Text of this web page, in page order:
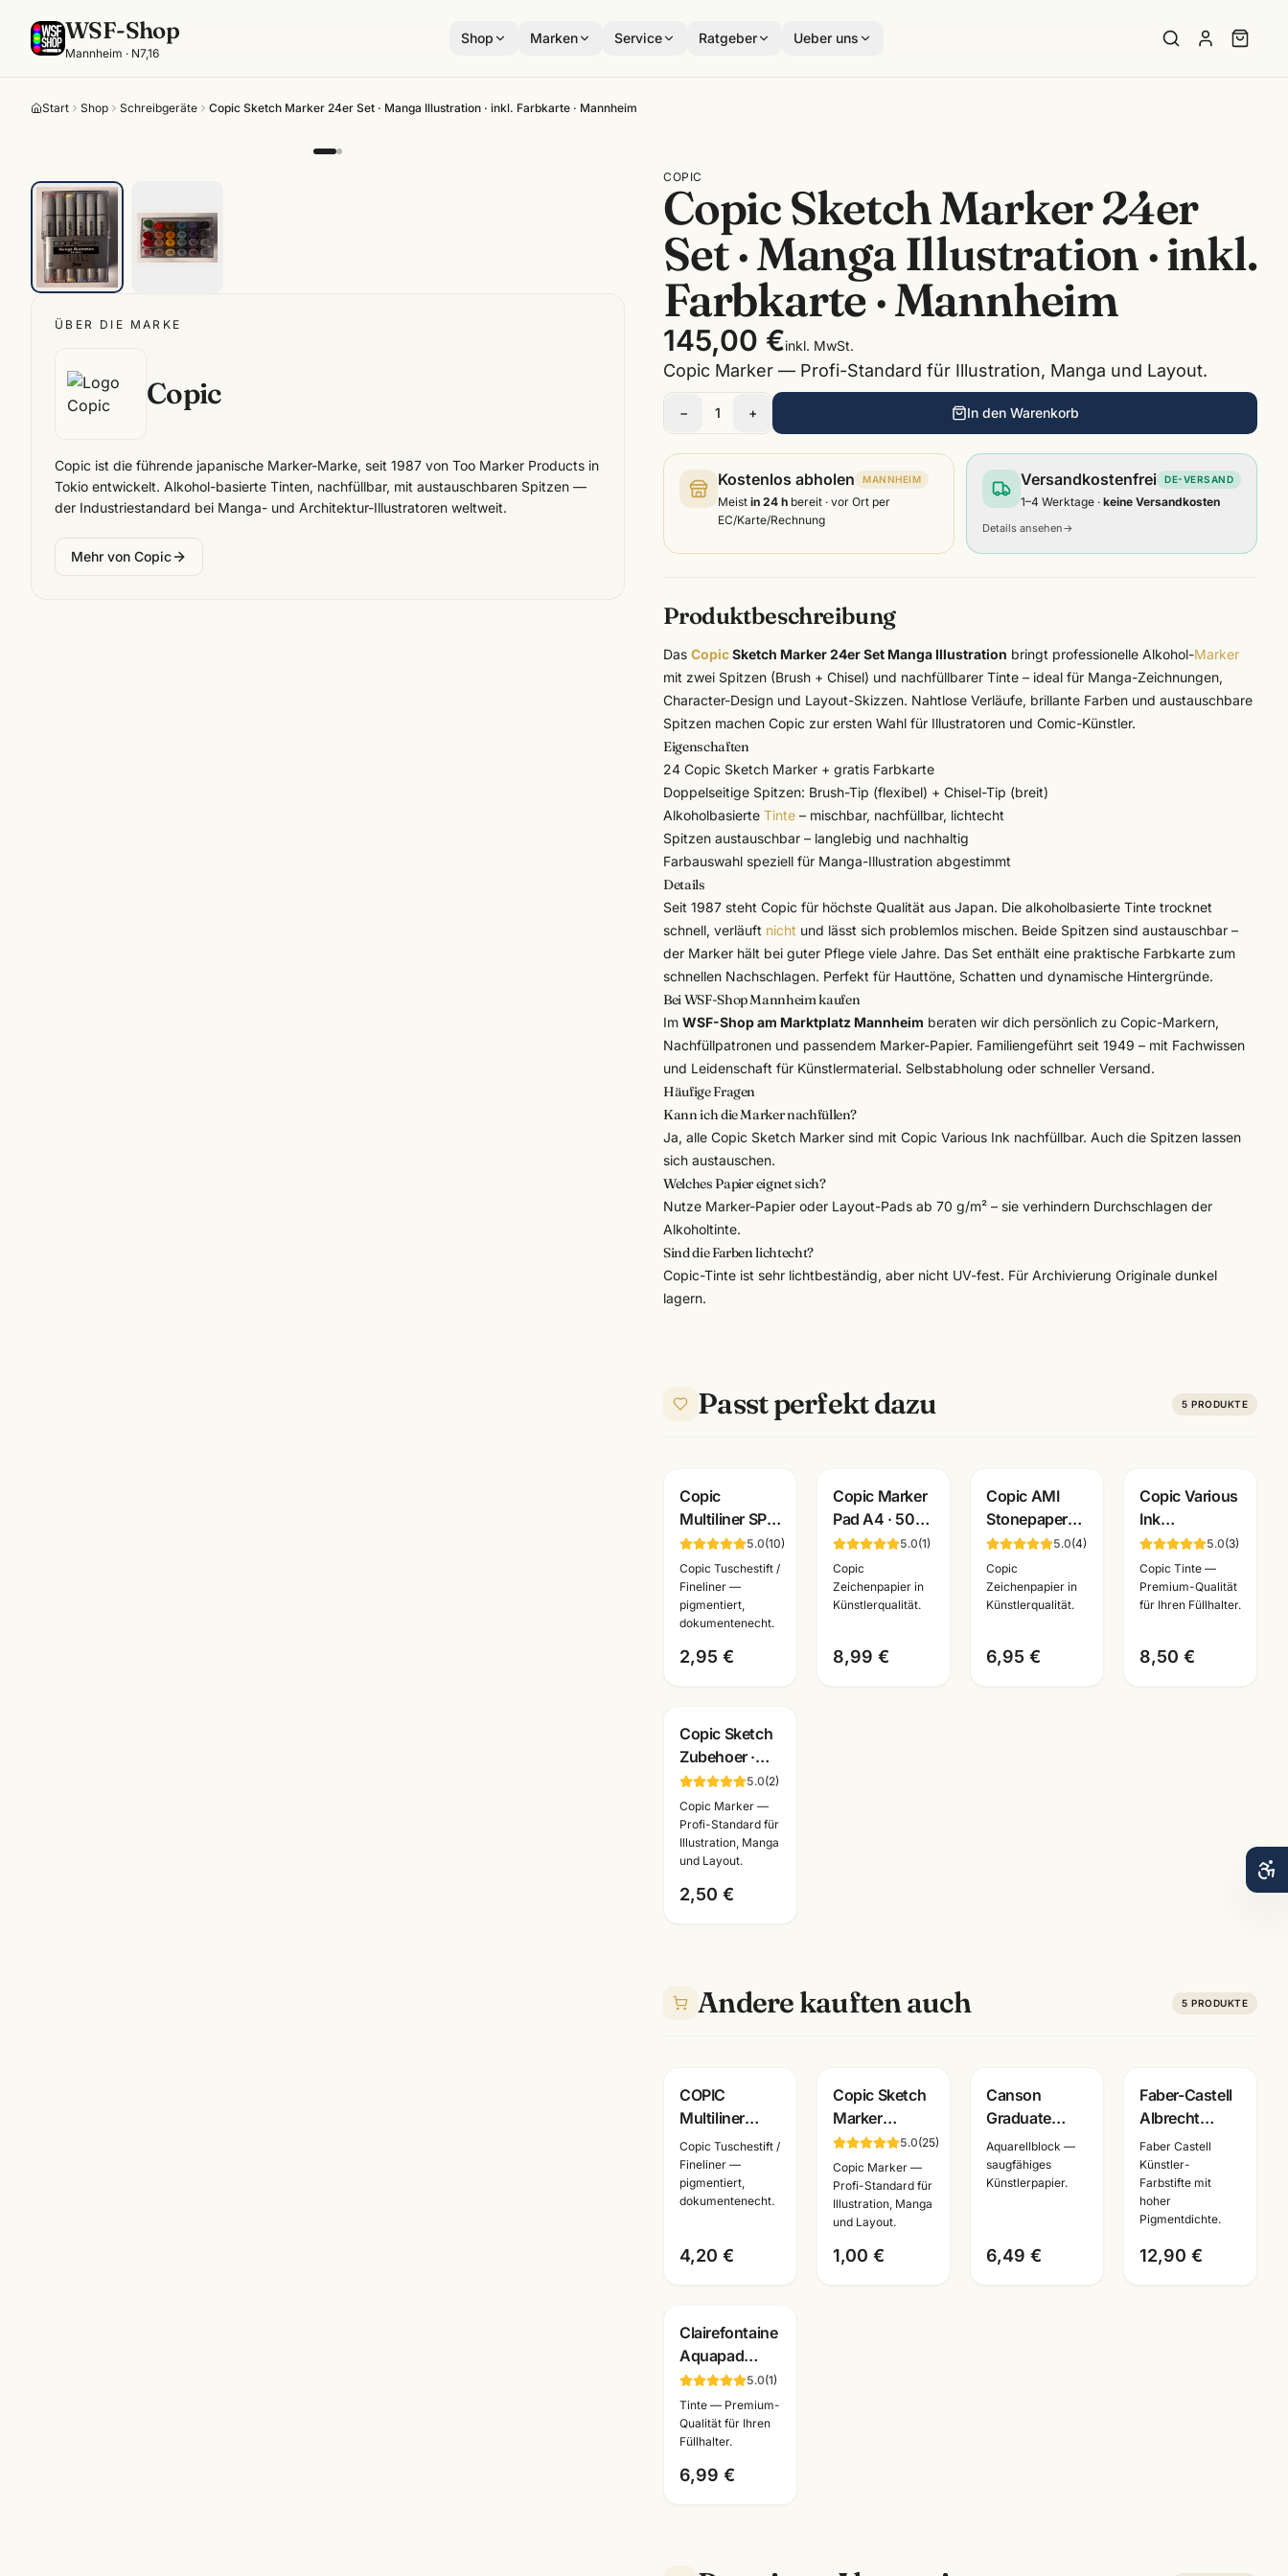
WSF-Shop
Mannheim · N7,16
Shop Marken Service Ratgeber Ueber uns
Start Shop Schreibgeräte Copic Sketch Marker 24er Set · Manga Illustration · inkl. Farbkarte · Mannheim
ÜBER DIE MARKE
Copic
Copic ist die führende japanische Marker-Marke, seit 1987 von Too Marker Products in
Tokio entwickelt. Alkohol-basierte Tinten, nachfüllbar, mit austauschbaren Spitzen —
der Industriestandard bei Manga- und Architektur-Illustratoren weltweit.
Mehr von Copic
COPIC
Copic Sketch Marker 24er
Set · Manga Illustration · inkl.
Farbkarte · Mannheim
145,00 €inkl. MwSt.
Copic Marker — Profi-Standard für Illustration, Manga und Layout.
− 1 + In den Warenkorb
Kostenlos abholen MANNHEIM
Meist in 24 h bereit · vor Ort per
EC/Karte/Rechnung
Versandkostenfrei DE-VERSAND
1–4 Werktage · keine Versandkosten
Details ansehen→
Produktbeschreibung
Das CopicSketch Marker 24er Set Manga Illustration bringt professionelle Alkohol-Marker
mit zwei Spitzen (Brush + Chisel) und nachfüllbarer Tinte – ideal für Manga-Zeichnungen,
Character-Design und Layout-Skizzen. Nahtlose Verläufe, brillante Farben und austauschbare
Spitzen machen Copic zur ersten Wahl für Illustratoren und Comic-Künstler.
Eigenschaften
24 Copic Sketch Marker + gratis Farbkarte
Doppelseitige Spitzen: Brush-Tip (flexibel) + Chisel-Tip (breit)
Alkoholbasierte Tinte – mischbar, nachfüllbar, lichtecht
Spitzen austauschbar – langlebig und nachhaltig
Farbauswahl speziell für Manga-Illustration abgestimmt
Details
Seit 1987 steht Copic für höchste Qualität aus Japan. Die alkoholbasierte Tinte trocknet
schnell, verläuft nicht und lässt sich problemlos mischen. Beide Spitzen sind austauschbar –
der Marker hält bei guter Pflege viele Jahre. Das Set enthält eine praktische Farbkarte zum
schnellen Nachschlagen. Perfekt für Hauttöne, Schatten und dynamische Hintergründe.
Bei WSF-Shop Mannheim kaufen
Im WSF-Shop am Marktplatz Mannheim beraten wir dich persönlich zu Copic-Markern,
Nachfüllpatronen und passendem Marker-Papier. Familiengeführt seit 1949 – mit Fachwissen
und Leidenschaft für Künstlermaterial. Selbstabholung oder schneller Versand.
Häufige Fragen
Kann ich die Marker nachfüllen?
Ja, alle Copic Sketch Marker sind mit Copic Various Ink nachfüllbar. Auch die Spitzen lassen
sich austauschen.
Welches Papier eignet sich?
Nutze Marker-Papier oder Layout-Pads ab 70 g/m² – sie verhindern Durchschlagen der
Alkoholtinte.
Sind die Farben lichtecht?
Copic-Tinte ist sehr lichtbeständig, aber nicht UV-fest. Für Archivierung Originale dunkel
lagern.
Passt perfekt dazu 5 PRODUKTE
Copic
Multiliner SP
Fineliner
schwarz ·
pigmentiert ·
nachfüllbar ·
wählbare
Stärken
5.0(10)
Copic Tuschestift /
Fineliner —
pigmentiert,
dokumentenecht.
2,95 €
Copic Marker
Pad A4 · 50
Blatt 75g/m² ·
Layoutblock
für Marker ·
Mannheim
5.0(1)
Copic
Zeichenpapier in
Künstlerqualität.
8,99 €
Copic AMI
Stonepaper
Block ·
Marker-Papier
aus Steinmehl
·
· Mannheim
5.0(4)
Copic
Zeichenpapier in
Künstlerqualität.
6,95 €
Copic Various
Ink
Nachfueller ·
alle Farben
BV000-B99 ·
Künstlerbedarf
5.0(3)
Copic Tinte —
Premium-Qualität
für Ihren Füllhalter.
8,50 €
Copic Sketch
Zubehoer ·
Ersatzspitzen
+ Leermarker
+ Pinzette ·
Künstlerbedarf
Mannheim
5.0(2)
Copic Marker —
Profi-Standard für
Illustration, Manga
und Layout.
2,50 €
Andere kauften auch 5 PRODUKTE
COPIC
Multiliner
Classic
0,3mm ·
Pigmentliner
dokumentenecht
wählbar
Copic Tuschestift /
Fineliner —
pigmentiert,
dokumentenecht.
4,20 €
Copic Sketch
Marker
Einzelstifte ·
alle Farben
BV000-B99 ·
Künstlerbedarf
Mannheim
5.0(25)
Copic Marker —
Profi-Standard für
Illustration, Manga
und Layout.
1,00 €
Canson
Graduate
Aquarellblock
250g · 20
Blatt ·
Mannheim
Aquarellblock —
saugfähiges
Künstlerpapier.
6,49 €
Faber-Castell
Albrecht
Duerer
Aquarellstifte ·
12/24/36/60/120er
Set ·
Man
Faber Castell
Künstler-
Farbstifte mit
hoher
Pigmentdichte.
12,90 €
Clairefontaine
Aquapad
Aquarellblock
Cold Pressed ·
A6/A5/A4 ·
Künstlerbedarf
Mannheim
5.0(1)
Tinte — Premium-
Qualität für Ihren
Füllhalter.
6,99 €